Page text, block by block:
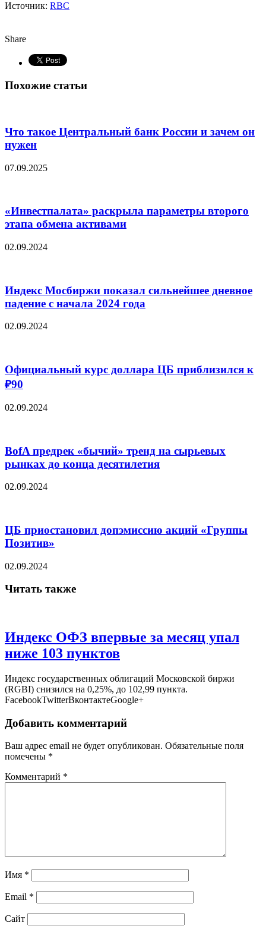
Источник: RBC
Share
Похожие статьи
Что такое Центральный банк России и зачем он
нужен
07.09.2025
«Инвестпалата» раскрыла параметры второго
этапа обмена активами
02.09.2024
Индекс Мосбиржи показал сильнейшее дневное
падение с начала 2024 года
02.09.2024
Официальный курс доллара ЦБ приблизился к
₽90
02.09.2024
BofA предрек «бычий» тренд на сырьевых
рынках до конца десятилетия
02.09.2024
ЦБ приостановил допэмиссию акций «Группы
Позитив»
02.09.2024
Читать также
Индекс ОФЗ впервые за месяц упал
ниже 103 пунктов
Индекс государственных облигаций Московской биржи
(RGBI) снизился на 0,25%, до 102,99 пункта.
FacebookTwitterВконтактеGoogle+
Добавить комментарий
Ваш адрес email не будет опубликован. Обязательные поля
помечены *
Комментарий *
Имя *
Email *
Сайт